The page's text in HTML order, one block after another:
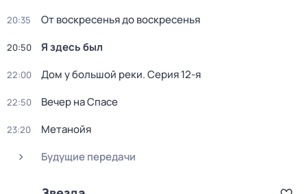
20:35 От воскресенья до воскресенья
20:50 Я здесь был
22:00 Дом у большой реки. Серия 12-я
22:50 Вечер на Спасе
23:20
Mетанoйя
Будущие передачи